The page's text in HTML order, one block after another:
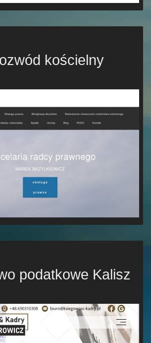
kościelny
podatkowe Kalisz